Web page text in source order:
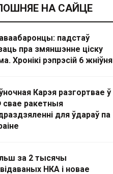
НА САЙЦЕ
падстаў
пра змяншэнне ціску
Хронікі рэпрэсій 6 жніўня
Карэя разгортвае ў
ракетныя
для ўдараў па
за 2 тысячы
НКА і новае